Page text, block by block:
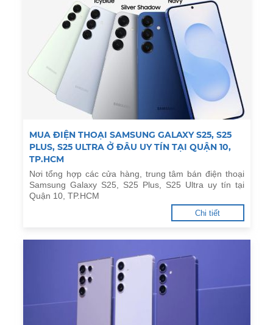
MUA ĐIỆN THOẠI SAMSUNG GALAXY S25, S25
PLUS, S25 ULTRA Ở ĐÂU UY TÍN TẠI QUẬN 10,
TP.HCM
Nơi tổng hợp các cửa hàng, trung tâm bán điện thoại
Samsung Galaxy S25, S25 Plus, S25 Ultra uy tín tại
Quận 10, TP.HCM
Chi tiết